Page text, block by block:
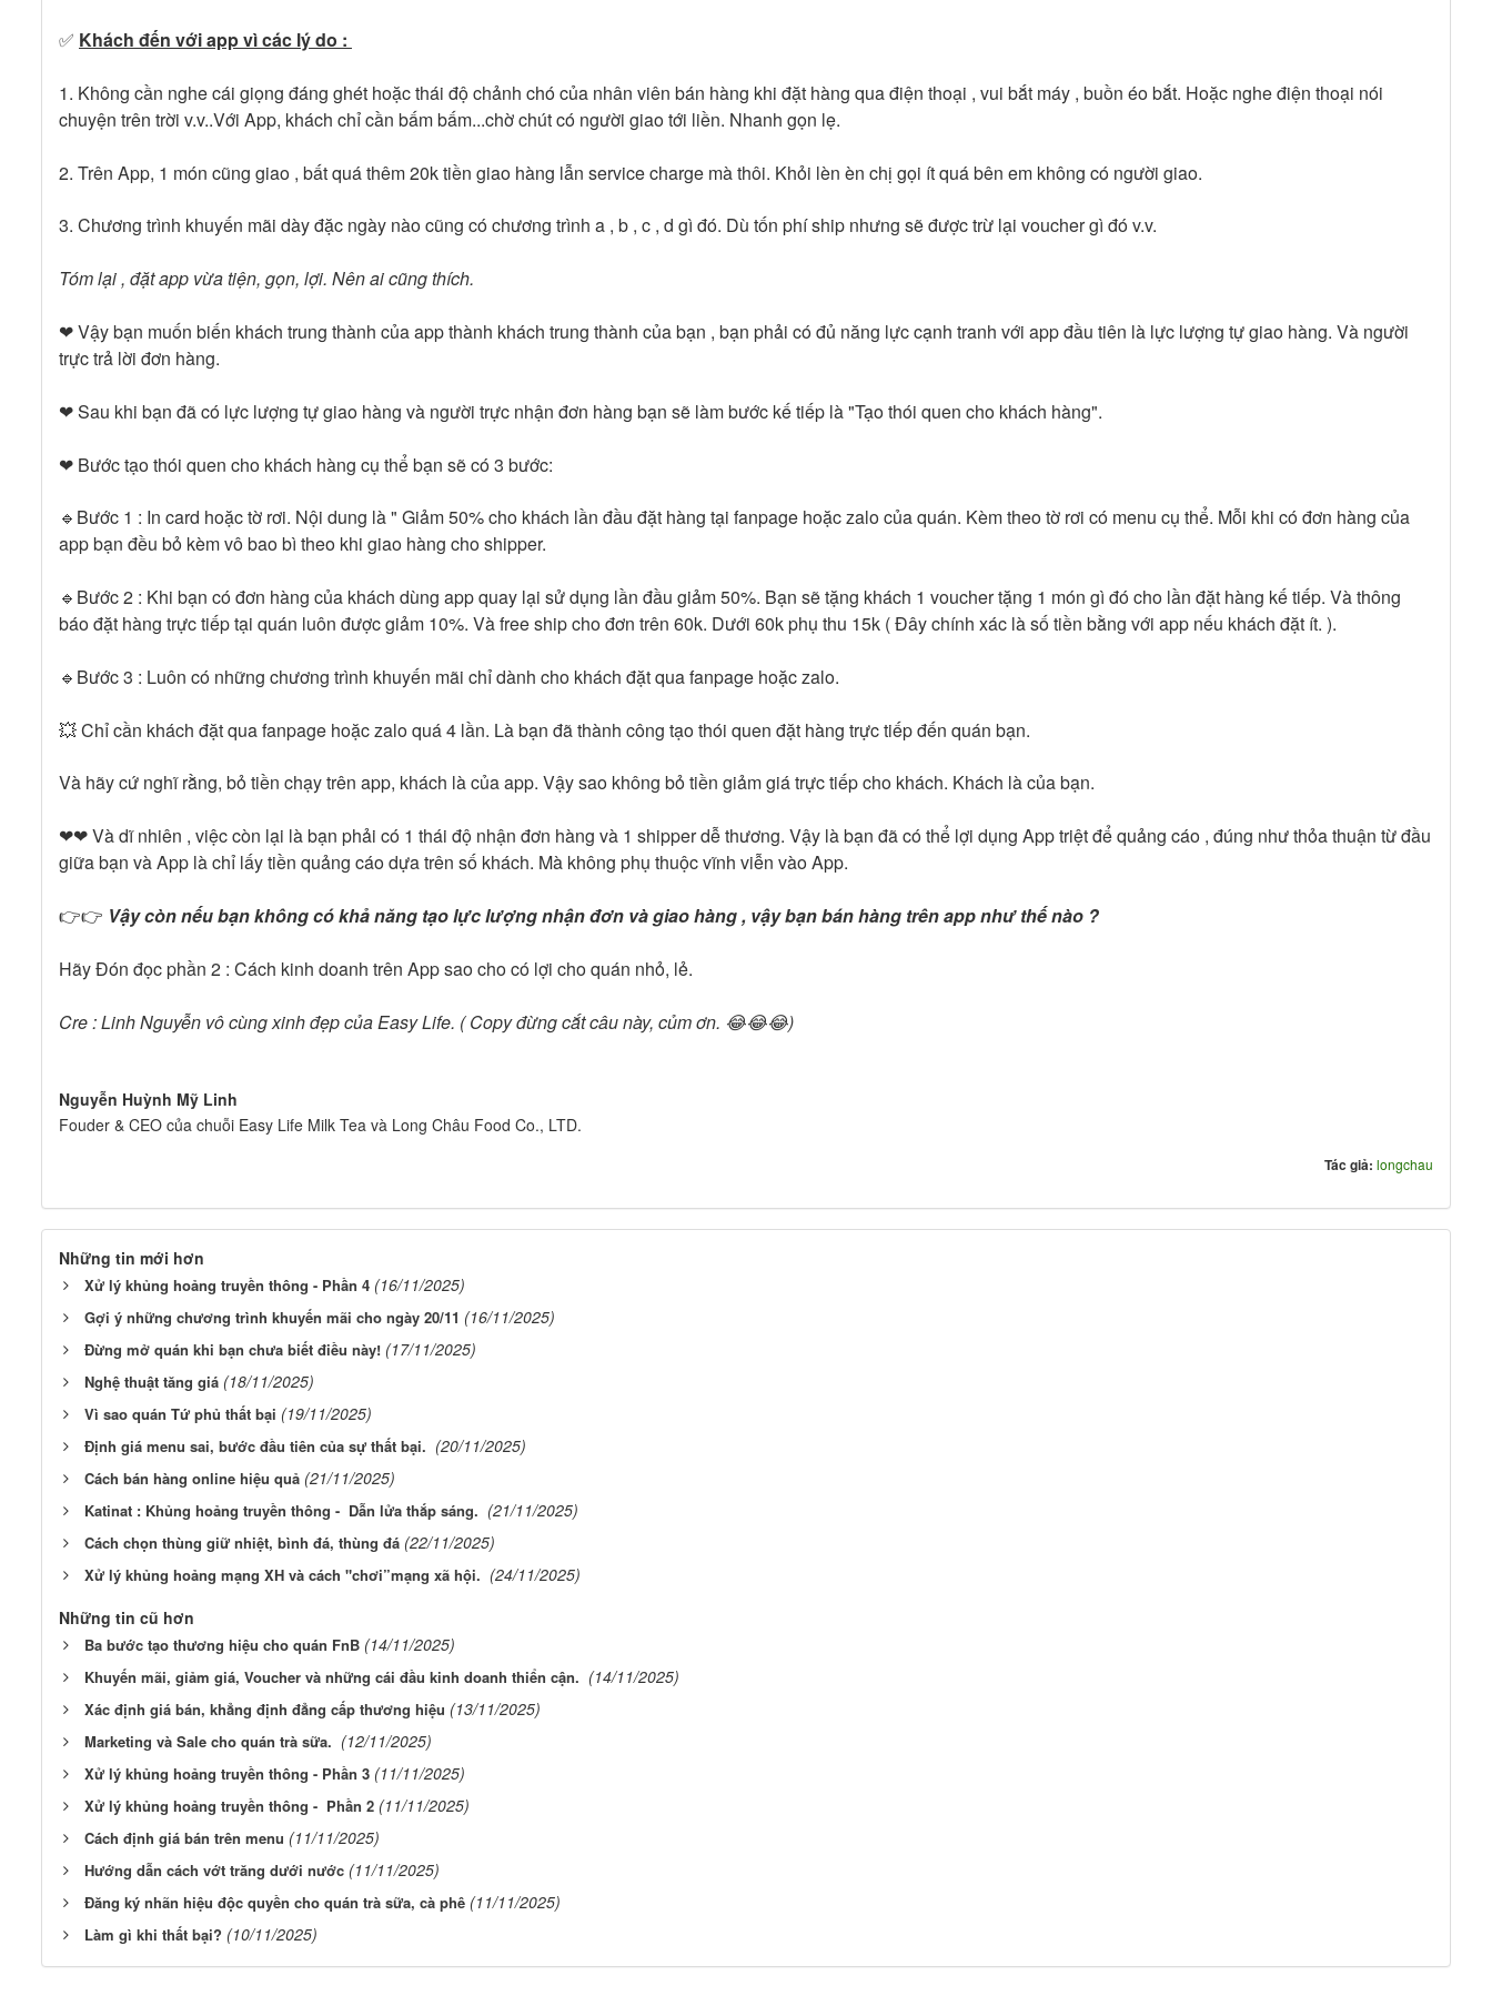
✅ Khách đến với app vì các lý do :
1. Không cần nghe cái giọng đáng ghét hoặc thái độ chảnh chó của nhân viên bán hàng khi đặt hàng qua điện thoại , vui bắt máy , buồn éo bắt. Hoặc nghe điện thoại nói
chuyện trên trời v.v..Với App, khách chỉ cần bấm bấm...chờ chút có người giao tới liền. Nhanh gọn lẹ.
2. Trên App, 1 món cũng giao , bất quá thêm 20k tiền giao hàng lẫn service charge mà thôi. Khỏi lèn èn chị gọi ít quá bên em không có người giao.
3. Chương trình khuyến mãi dày đặc ngày nào cũng có chương trình a , b , c , d gì đó. Dù tốn phí ship nhưng sẽ được trừ lại voucher gì đó v.v.
Tóm lại , đặt app vừa tiện, gọn, lợi. Nên ai cũng thích.
❤ Vậy bạn muốn biến khách trung thành của app thành khách trung thành của bạn , bạn phải có đủ năng lực cạnh tranh với app đầu tiên là lực lượng tự giao hàng. Và người
trực trả lời đơn hàng.
❤ Sau khi bạn đã có lực lượng tự giao hàng và người trực nhận đơn hàng bạn sẽ làm bước kế tiếp là "Tạo thói quen cho khách hàng".
❤ Bước tạo thói quen cho khách hàng cụ thể bạn sẽ có 3 bước:
🔹Bước 1 : In card hoặc tờ rơi. Nội dung là " Giảm 50% cho khách lần đầu đặt hàng tại fanpage hoặc zalo của quán. Kèm theo tờ rơi có menu cụ thể. Mỗi khi có đơn hàng của
app bạn đều bỏ kèm vô bao bì theo khi giao hàng cho shipper.
🔹Bước 2 : Khi bạn có đơn hàng của khách dùng app quay lại sử dụng lần đầu giảm 50%. Bạn sẽ tặng khách 1 voucher tặng 1 món gì đó cho lần đặt hàng kế tiếp. Và thông
báo đặt hàng trực tiếp tại quán luôn được giảm 10%. Và free ship cho đơn trên 60k. Dưới 60k phụ thu 15k ( Đây chính xác là số tiền bằng với app nếu khách đặt ít. ).
🔹Bước 3 : Luôn có những chương trình khuyến mãi chỉ dành cho khách đặt qua fanpage hoặc zalo.
💥 Chỉ cần khách đặt qua fanpage hoặc zalo quá 4 lần. Là bạn đã thành công tạo thói quen đặt hàng trực tiếp đến quán bạn.
Và hãy cứ nghĩ rằng, bỏ tiền chạy trên app, khách là của app. Vậy sao không bỏ tiền giảm giá trực tiếp cho khách. Khách là của bạn.
❤❤ Và dĩ nhiên , việc còn lại là bạn phải có 1 thái độ nhận đơn hàng và 1 shipper dễ thương. Vậy là bạn đã có thể lợi dụng App triệt để quảng cáo , đúng như thỏa thuận từ đầu
giữa bạn và App là chỉ lấy tiền quảng cáo dựa trên số khách. Mà không phụ thuộc vĩnh viễn vào App.
👉👉 Vậy còn nếu bạn không có khả năng tạo lực lượng nhận đơn và giao hàng , vậy bạn bán hàng trên app như thế nào ?
Hãy Đón đọc phần 2 : Cách kinh doanh trên App sao cho có lợi cho quán nhỏ, lẻ.
Cre : Linh Nguyễn vô cùng xinh đẹp của Easy Life. ( Copy đừng cắt câu này, củm ơn. 😂😂😂)
Nguyễn Huỳnh Mỹ Linh
Fouder & CEO của chuỗi Easy Life Milk Tea và Long Châu Food Co., LTD.
Tác giả: longchau
Những tin mới hơn
Xử lý khủng hoảng truyền thông - Phần 4 (16/11/2025)
Gợi ý những chương trình khuyến mãi cho ngày 20/11 (16/11/2025)
Đừng mở quán khi bạn chưa biết điều này! (17/11/2025)
Nghệ thuật tăng giá (18/11/2025)
Vì sao quán Tứ phủ thất bại (19/11/2025)
Định giá menu sai, bước đầu tiên của sự thất bại. (20/11/2025)
Cách bán hàng online hiệu quả (21/11/2025)
Katinat : Khủng hoảng truyền thông - Dẫn lửa thắp sáng. (21/11/2025)
Cách chọn thùng giữ nhiệt, bình đá, thùng đá (22/11/2025)
Xử lý khủng hoảng mạng XH và cách "chơi”mạng xã hội. (24/11/2025)
Những tin cũ hơn
Ba bước tạo thương hiệu cho quán FnB (14/11/2025)
Khuyến mãi, giảm giá, Voucher và những cái đầu kinh doanh thiển cận. (14/11/2025)
Xác định giá bán, khẳng định đẳng cấp thương hiệu (13/11/2025)
Marketing và Sale cho quán trà sữa. (12/11/2025)
Xử lý khủng hoảng truyền thông - Phần 3 (11/11/2025)
Xử lý khủng hoảng truyền thông - Phần 2 (11/11/2025)
Cách định giá bán trên menu (11/11/2025)
Hướng dẫn cách vớt trăng dưới nước (11/11/2025)
Đăng ký nhãn hiệu độc quyền cho quán trà sữa, cà phê (11/11/2025)
Làm gì khi thất bại? (10/11/2025)